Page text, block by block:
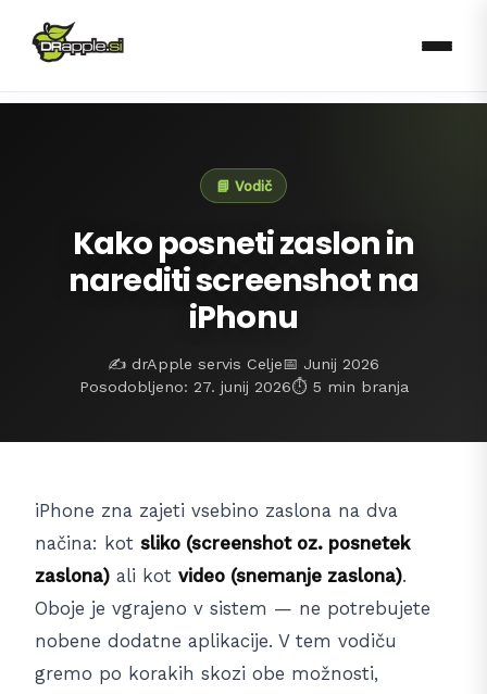
📘 Vodič
Kako posneti zaslon in
narediti screenshot na
iPhonu
✍️ drApple servis Celje📅 Junij 2026
Posodobljeno: 27. junij 2026⏱️ 5 min branja
iPhone zna zajeti vsebino zaslona na dva
načina: kot sliko (screenshot oz. posnetek
zaslona) ali kot video (snemanje zaslona).
Oboje je vgrajeno v sistem — ne potrebujete
nobene dodatne aplikacije. V tem vodiču
gremo po korakih skozi obe možnosti,